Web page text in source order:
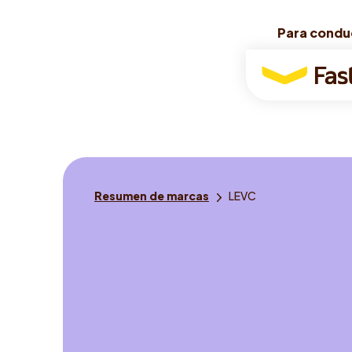
Para
Para
Para
Usted
Resumen de marcas LEVC